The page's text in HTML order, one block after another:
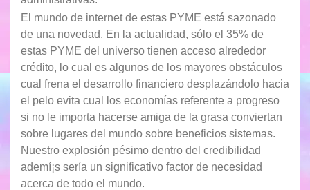
El mundo de internet de estas PYME está sazonado
de una novedad. En la actualidad, sólo el 35% de
estas PYME del universo tienen acceso alrededor
crédito, lo cual es algunos de los mayores obstáculos
cual frena el desarrollo financiero desplazándolo hacia
el pelo evita cual los economías referente a progreso
si no le importa hacerse amiga de la grasa conviertan
sobre lugares del mundo sobre beneficios sistemas.
Nuestro explosión pésimo dentro del credibilidad
ademí¡s serí­a un significativo factor de necesidad
acerca de todo el mundo.